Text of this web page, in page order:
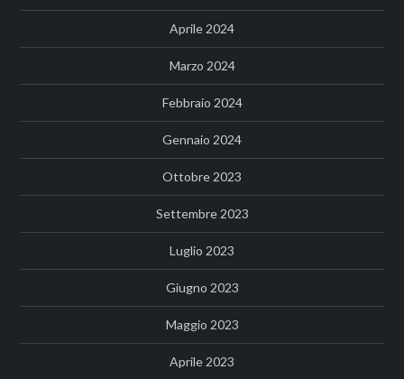
Aprile 2024
Marzo 2024
Febbraio 2024
Gennaio 2024
Ottobre 2023
Settembre 2023
Luglio 2023
Giugno 2023
Maggio 2023
Aprile 2023